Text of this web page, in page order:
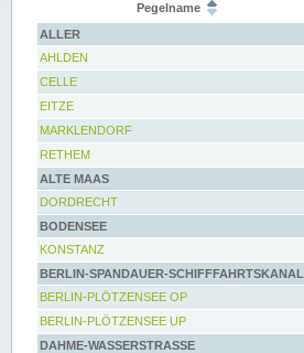
Pegelname
ALLER
AHLDEN
CELLE
EITZE
MARKLENDORF
RETHEM
ALTE MAAS
DORDRECHT
BODENSEE
KONSTANZ
BERLIN-SPANDAUER-SCHIFFFAHRTSKANAL
BERLIN-PLÖTZENSEE OP
BERLIN-PLÖTZENSEE UP
DAHME-WASSERSTRASSE